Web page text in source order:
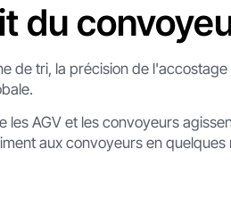
du
de tri, la précision de l'accostage
AGV et les convoyeurs
aux convoyeurs en